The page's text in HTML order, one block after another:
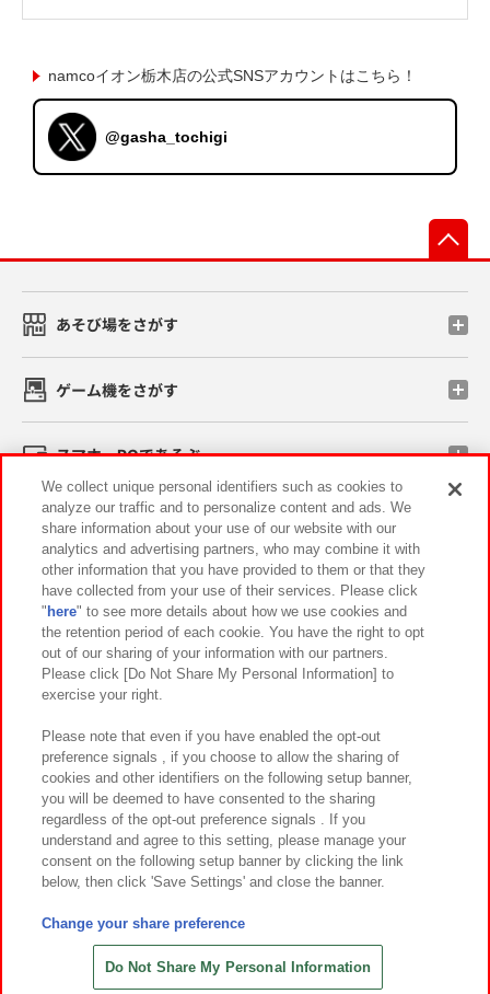
namcoイオン栃木店の公式SNSアカウントはこちら！
@gasha_tochigi
あそび場をさがす
ゲーム機をさがす
スマホ・PCであそぶ
イベント・キャンペーン
関連会社 サステナビリティ サイトポリシー
プライバシーポリシー ウェブアクセシビリティ方針と検証結果
お取引先さまとともに
カスタマーハラスメント対応方針 よくあるご質問・お問い合わせ
©Bandai Namco Amusement Inc.
©Bandai Namco Amusement Lab Inc.
©HANAYASHIKI Co., Ltd. All Rights Reserved.
We collect unique personal identifiers such as cookies to
analyze our traffic and to personalize content and ads. We
share information about your use of our website with our
analytics and advertising partners, who may combine it with
other information that you have provided to them or that they
have collected from your use of their services. Please click
" here" to see more details about how we use cookies and
the retention period of each cookie. You have the right to opt
out of our sharing of your information with our partners.
Please click [Do Not Share My Personal Information] to
exercise your right.
Please note that even if you have enabled the opt-out
preference signals , if you choose to allow the sharing of
cookies and other identifiers on the following setup banner,
you will be deemed to have consented to the sharing
regardless of the opt-out preference signals . If you
understand and agree to this setting, please manage your
consent on the following setup banner by clicking the link
below, then click 'Save Settings' and close the banner.
Change your share preference
Do Not Share My Personal Information